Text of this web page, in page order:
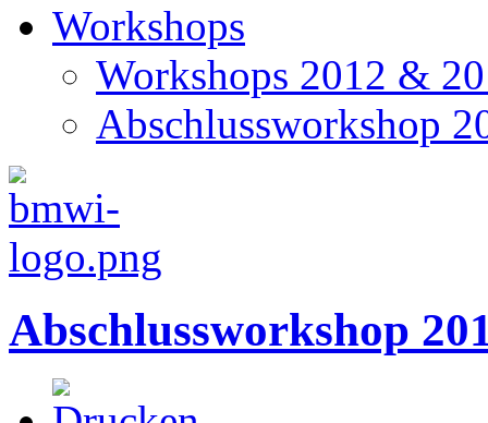
Workshops
Workshops 2012 &
Abschlussworkshop
Abschlussworkshop